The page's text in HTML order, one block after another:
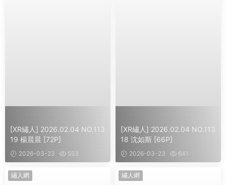
[XR繡人] 2026.02.04 NO.113
19 楊晨晨 [72P]
2026-03-23 553
[XR繡人] 2026.02.04 NO.113
18 沈如斯 [66P]
2026-03-23 641
繡人網 繡人網